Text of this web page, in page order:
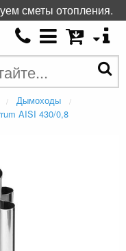
Дымоходы
AISI 430/0,8
сметы отопления.